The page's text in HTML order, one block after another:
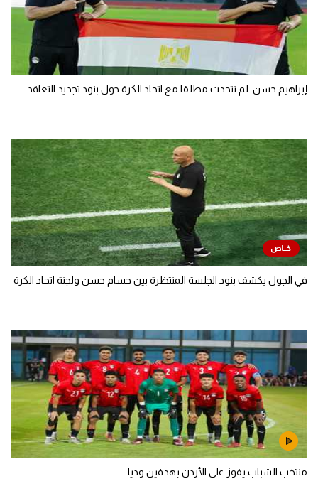
إبراهيم حسن: لم نتحدث مطلقا مع اتحاد الكرة حول بنود تجديد التعاقد
في الجول يكشف بنود الجلسة المنتظرة بين حسام حسن ولجنة اتحاد الكرة
منتخب الشباب يفوز على الأردن بهدفين وديا